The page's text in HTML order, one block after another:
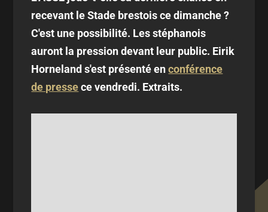
recevant le Stade brestois ce dimanche ?
C'est une possibilité. Les stéphanois
auront la pression devant leur public. Eirik
Horneland s'est présenté enconférence
de pressece vendredi. Extraits.